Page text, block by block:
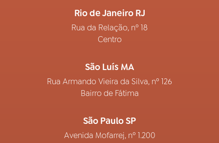
Rio de Janeiro RJ
Rua da Relação, nº 18
Centro
São Luís MA
Rua Armando Vieira da Silva, nº 126
Bairro de Fátima
São Paulo SP
Avenida Mofarrej, nº 1.200